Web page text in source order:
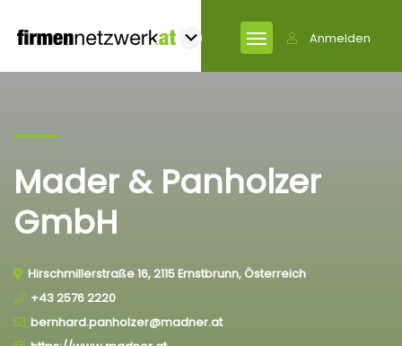
Anmelden
Mader & Panholzer
GmbH
Hirschmillerstraße 16, 2115 Ernstbrunn, Österreich
+43 2576 2220
bernhard.panholzer@madner.at